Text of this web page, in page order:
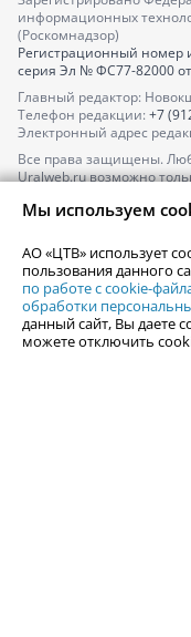
информационных
(Роскомнадзор)
Регистрационный номер
серия Эл № ФС77-82000
Главный редактор:
Телефон редакции: +7
Электронный адрес
Все права защищены.
Uralweb.ru возможно
По вопросам
По вопросам
afisha@uralweb.ru
Пользовательское
Политика АО «ЦТВ» в
Мы используем
АО «ЦТВ» использует
пользования данного
по работе с cookie-
обработки
данный сайт, Вы даете
можете отключить